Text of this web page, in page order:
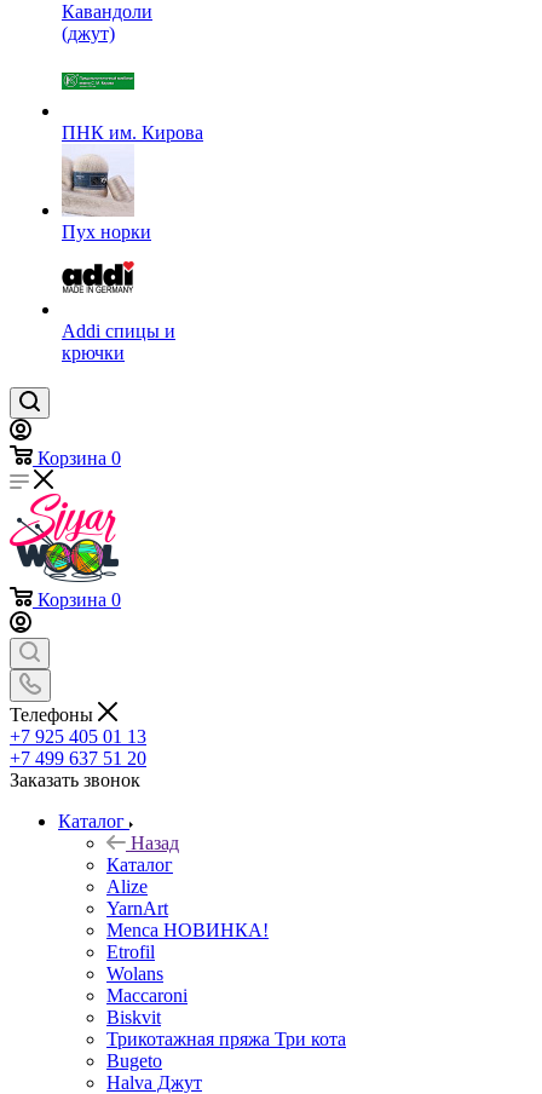
Кавандоли
(джут)
ПНК им. Кирова
Пух норки
Addi спицы и
крючки
Корзина 0
Корзина 0
Телефоны
+7 925 405 01 13
+7 499 637 51 20
Заказать звонок
Каталог
Назад
Каталог
Alize
YarnArt
Menca НОВИНКА!
Etrofil
Wolans
Maccaroni
Biskvit
Трикотажная пряжа Три кота
Bugeto
Halva Джут